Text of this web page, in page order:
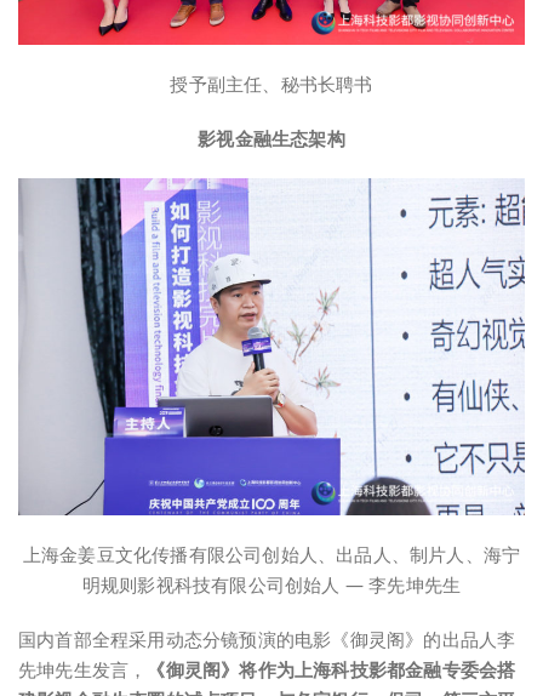
授予副主任、秘书长聘书
影视金融生态架构
上海金姜豆文化传播有限公司创始人、出品人、制片人、海宁
明规则影视科技有限公司创始人 — 李先坤先生
国内首部全程采用动态分镜预演的电影《御灵阁》的出品人李
先坤先生发言，
《御灵阁》将作为上海科技影都金融专委会搭